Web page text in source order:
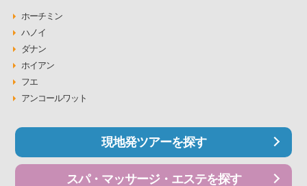
ホーチミン
ハノイ
ダナン
ホイアン
フエ
アンコールワット
現地発ツアーを探す
スパ・マッサージ・エステを探す